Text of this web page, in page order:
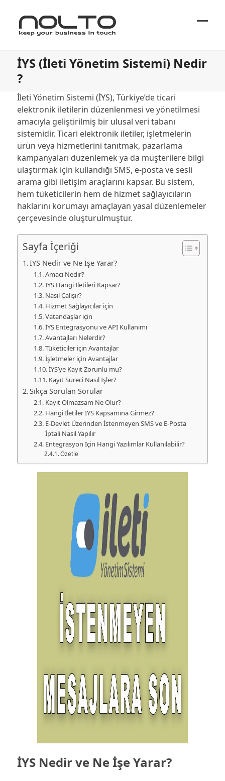
İYS (İleti Yönetim Sistemi) Nedir
?
İleti Yönetim Sistemi (İYS), Türkiye’de ticari
elektronik iletilerin düzenlenmesi ve yönetilmesi
amacıyla geliştirilmiş bir ulusal veri tabanı
sistemidir. Ticari elektronik iletiler, işletmelerin
ürün veya hizmetlerini tanıtmak, pazarlama
kampanyaları düzenlemek ya da müşterilere bilgi
ulaştırmak için kullandığı SMS, e-posta ve sesli
arama gibi iletişim araçlarını kapsar. Bu sistem,
hem tüketicilerin hem de hizmet sağlayıcıların
haklarını korumayı amaçlayan yasal düzenlemeler
çerçevesinde oluşturulmuştur.
Sayfa İçeriği
İYS Nedir ve Ne İşe Yarar?
Amacı Nedir?
İYS Hangi İletileri Kapsar?
Nasıl Çalışır?
Hizmet Sağlayıcılar için
Vatandaşlar için
İYS Entegrasyonu ve API Kullanımı
Avantajları Nelerdir?
Tüketiciler için Avantajlar
İşletmeler için Avantajlar
İYS’ye Kayıt Zorunlu mu?
Kayıt Süreci Nasıl İşler?
Sıkça Sorulan Sorular
Kayıt Olmazsam Ne Olur?
Hangi İletiler İYS Kapsamına Girmez?
E-Devlet Üzerinden İstenmeyen SMS ve E-Posta
İptali Nasıl Yapılır
Entegrasyon İçin Hangi Yazılımlar Kullanılabilir?
Özetle
İYS Nedir ve Ne İşe Yarar?